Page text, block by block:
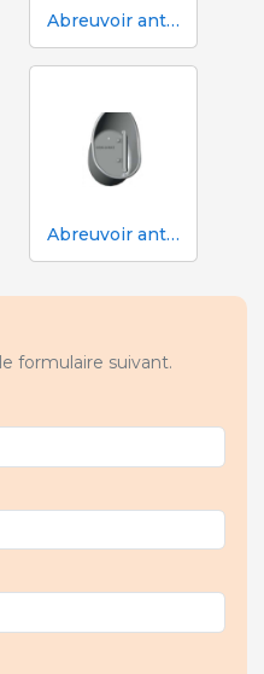
Abreuvoir anti-déversement ACO Funki Mini Drik-O-Mat® pour porcelets
Abreuvoir anti-déversement Aco Funki Multi DRIK-O-MAT WeanToFinish pour poils
formulaire suivant.